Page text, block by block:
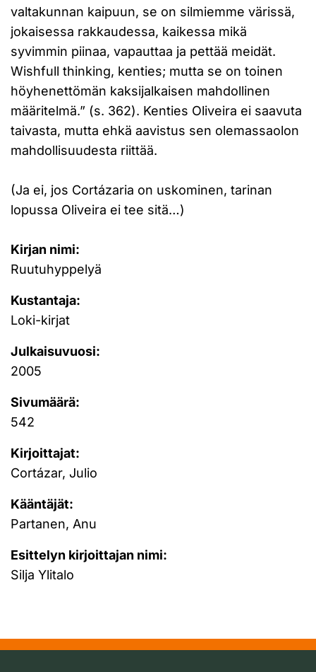
valtakunnan kaipuun, se on silmiemme värissä,
jokaisessa rakkaudessa, kaikessa mikä
syvimmin piinaa, vapauttaa ja pettää meidät.
Wishfull thinking, kenties; mutta se on toinen
höyhenettömän kaksijalkaisen mahdollinen
määritelmä.” (s. 362). Kenties Oliveira ei saavuta
taivasta, mutta ehkä aavistus sen olemassaolon
mahdollisuudesta riittää.
(Ja ei, jos Cortázaria on uskominen, tarinan
lopussa Oliveira ei tee sitä…)
Kirjan nimi:
Ruutuhyppelyä
Kustantaja:
Loki-kirjat
Julkaisuvuosi:
2005
Sivumäärä:
542
Kirjoittajat:
Cortázar, Julio
Kääntäjät:
Partanen, Anu
Esittelyn kirjoittajan nimi:
Silja Ylitalo